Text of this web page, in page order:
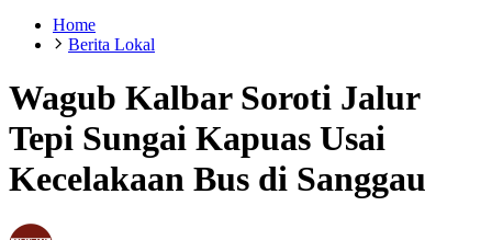
Home
Berita Lokal
Wagub Kalbar Soroti Jalur
Tepi Sungai Kapuas Usai
Kecelakaan Bus di Sanggau